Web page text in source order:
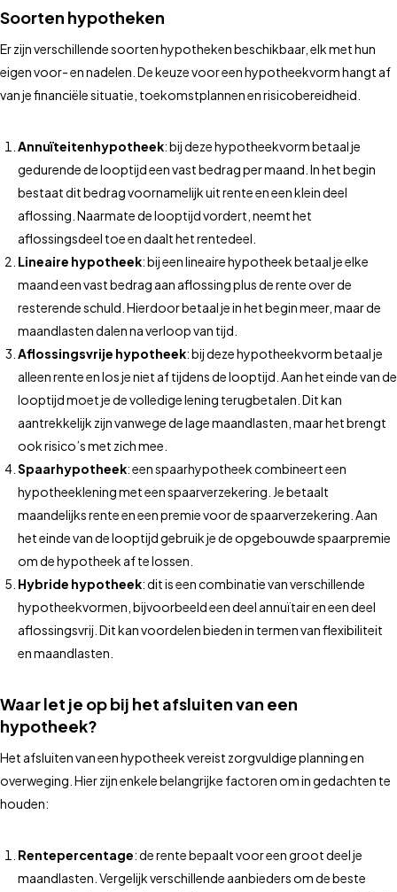
Soorten hypotheken
Er zijn verschillende soorten hypotheken beschikbaar, elk met hun
eigen voor- en nadelen. De keuze voor een hypotheekvorm hangt af
van je financiële situatie, toekomstplannen en risicobereidheid.
Annuïteitenhypotheek: bij deze hypotheekvorm betaal je
gedurende de looptijd een vast bedrag per maand. In het begin
bestaat dit bedrag voornamelijk uit rente en een klein deel
aflossing. Naarmate de looptijd vordert, neemt het
aflossingsdeel toe en daalt het rentedeel.
Lineaire hypotheek: bij een lineaire hypotheek betaal je elke
maand een vast bedrag aan aflossing plus de rente over de
resterende schuld. Hierdoor betaal je in het begin meer, maar de
maandlasten dalen na verloop van tijd.
Aflossingsvrije hypotheek: bij deze hypotheekvorm betaal je
alleen rente en los je niet af tijdens de looptijd. Aan het einde van de
looptijd moet je de volledige lening terugbetalen. Dit kan
aantrekkelijk zijn vanwege de lage maandlasten, maar het brengt
ook risico’s met zich mee.
Spaarhypotheek: een spaarhypotheek combineert een
hypotheeklening met een spaarverzekering. Je betaalt
maandelijks rente en een premie voor de spaarverzekering. Aan
het einde van de looptijd gebruik je de opgebouwde spaarpremie
om de hypotheek af te lossen.
Hybride hypotheek: dit is een combinatie van verschillende
hypotheekvormen, bijvoorbeeld een deel annuïtair en een deel
aflossingsvrij. Dit kan voordelen bieden in termen van flexibiliteit
en maandlasten.
Waar let je op bij het afsluiten van een
hypotheek?
Het afsluiten van een hypotheek vereist zorgvuldige planning en
overweging. Hier zijn enkele belangrijke factoren om in gedachten te
houden:
Rentepercentage: de rente bepaalt voor een groot deel je
maandlasten. Vergelijk verschillende aanbieders om de beste